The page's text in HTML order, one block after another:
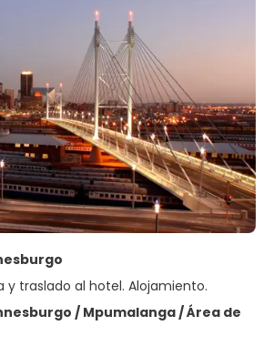
y traslado al hotel. Alojamiento.
/ Mpumalanga / Área de